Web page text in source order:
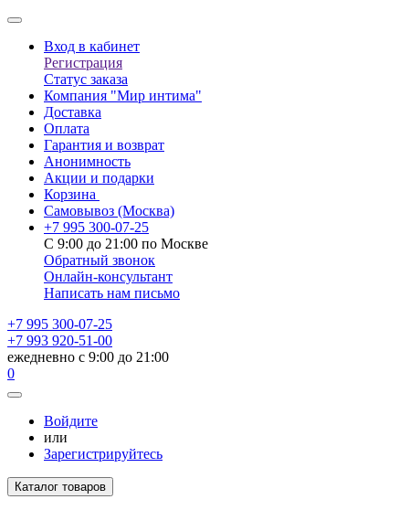
Вход в кабинет
Регистрация
Статус заказа
Компания "Мир интима"
Доставка
Оплата
Гарантия и возврат
Анонимность
Акции и подарки
Корзина
Самовывоз (Москва)
+7 995 300-07-25
С 9:00 до 21:00 по Москве
Обратный звонок
Онлайн-консультант
Написать нам письмо
+7 995 300-07-25
+7 993 920-51-00
ежедневно с 9:00 до 21:00
0
Войдите
или
Зарегистрируйтесь
Каталог товаров